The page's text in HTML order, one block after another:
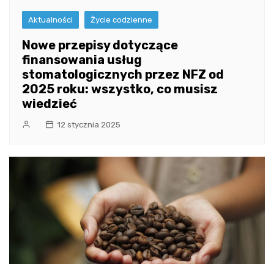
Aktualności Życie codzienne
Nowe przepisy dotyczące
finansowania usług
stomatologicznych przez NFZ od
2025 roku: wszystko, co musisz
wiedzieć
12 stycznia 2025